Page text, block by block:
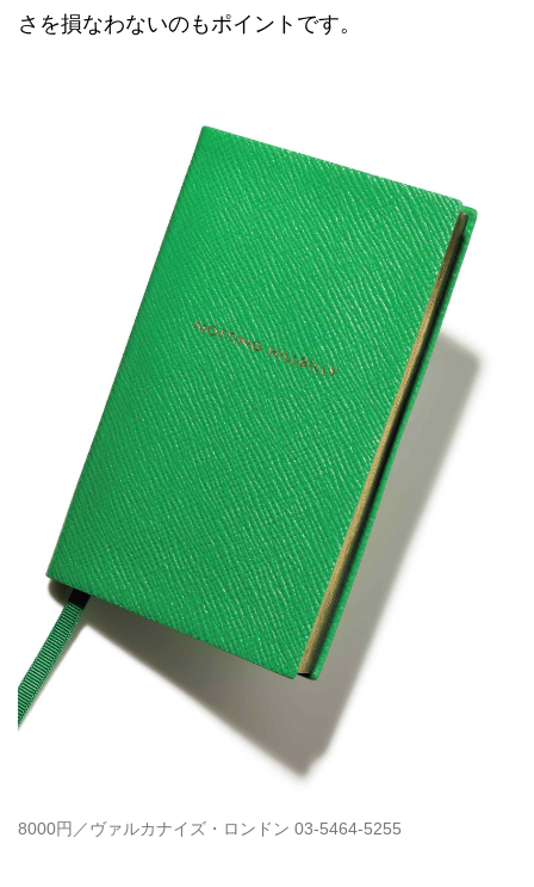
さを損なわないのもポイントです。
8000円／ヴァルカナイズ・ロンドン 03-5464-5255